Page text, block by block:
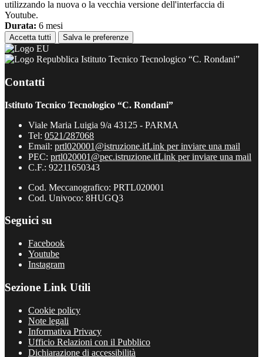
utilizzando la nuova o la vecchia versione dell'interfaccia di
Youtube.
Durata: 6 mesi
Accetta tutti Salva le preferenze
Istituto Tecnico Tecnologico “C. Rondani”
Contatti
Istituto Tecnico Tecnologico “C. Rondani”
Viale Maria Luigia 9/a 43125 - PARMA
Tel: 0521/287068
Email: prtl020001@istruzione.itLink per inviare una mail
PEC: prtl020001@pec.istruzione.itLink per inviare una mail
C.F.: 92211650343
Cod. Meccanografico: PRTL020001
Cod. Univoco: 8HUGQ3
Seguici su
Facebook
Youtube
Instagram
Sezione Link Utili
Cookie policy
Note legali
Informativa Privacy
Ufficio Relazioni con il Pubblico
Dichiarazione di accessibilità